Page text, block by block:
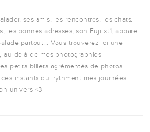
ses amis, les rencontres, les chats,
les bonnes adresses, son Fuji xt1, appareil
partout... Vous trouverez ici une
au-delà de mes photographies
petits billets agrémentés de photos
instants qui rythment mes journées.
univers <3